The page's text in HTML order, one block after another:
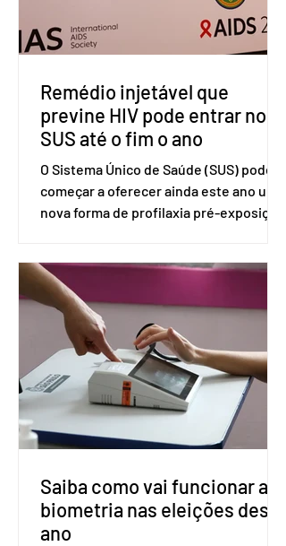
incompatíveis com as obrigações
assumidas pelos Estados Unid
Remédio injetável que
previne HIV pode entrar no
SUS até o fim o ano
O Sistema Único de Saúde (SUS) pode
começar a oferecer ainda este ano uma
nova forma de profilaxia pré-exposição
medicamento carbotegravir, que
impede a replicação do vírus de forma
prolongada e pode ser tomado a cada
dois meses. O pedido de inclusão vai
ser encaminhado pelo Ministério da
Saúde à Comissão Nacional de
Incorporação de Novas Tecnologias no
SUS (Conitec) na semana que vem. A
Conitec é um colegiado
Saiba como vai funcionar a
biometria nas eleições deste
ano